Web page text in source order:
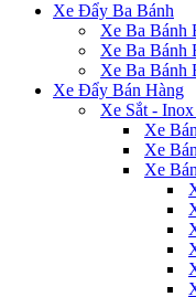
Xe Đẩy Ba Bánh
Xe Ba Bánh
Xe Ba Bánh
Xe Ba Bánh
Xe Đẩy Bán Hàng
Xe Sắt -
Xe
Xe
Xe